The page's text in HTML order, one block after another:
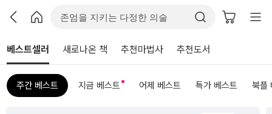
베스트셀러 새로나온 책 추천마법사 추천도서
주간 베스트 지금 베스트 어제 베스트 특가 베스트 북플